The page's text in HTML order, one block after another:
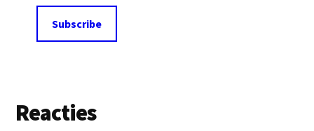
Lees
Reacties